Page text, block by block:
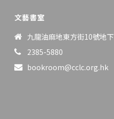
文藝書室
九龍油麻地東方街10號地下
2385-5880
bookroom@cclc.org.hk